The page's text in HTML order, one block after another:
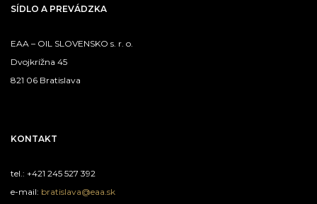
SÍDLO A PREVÁDZKA
EAA – OIL SLOVENSKO s. r. o.
Dvojkrížna 45
821 06 Bratislava
KONTAKT
tel.: +421 245 527 392
e-mail: bratislava@eaa.sk